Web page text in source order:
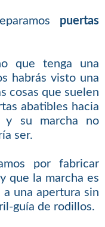
puertas
que tenga una
habrás visto una
cosas que suelen
abatibles hacia
y su marcha no
ser.
por fabricar
que la marcha es
a una apertura sin
guía de rodillos.